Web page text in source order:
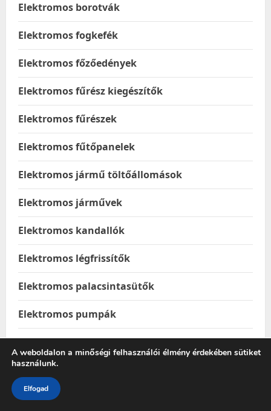
Elektromos borotvák
Elektromos fogkefék
Elektromos főzőedények
Elektromos fűrész kiegészítők
Elektromos fűrészek
Elektromos fűtőpanelek
Elektromos jármű töltőállomások
Elektromos járművek
Elektromos kandallók
Elektromos légfrissítők
Elektromos palacsintasütők
Elektromos pumpák
Elektromos rollerek
Élelmiszer & Ital
Élelmiszerek
A weboldalon a minőségi felhasználói élmény érdekében sütiket
használunk.
Elfogad